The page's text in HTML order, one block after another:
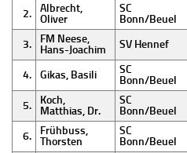
2.
Albrecht,
Oliver
SC
Bonn/Beuel
3.
FM Neese,
Hans-Joachim
SV Hennef
4. Gikas, Basili
SC
Bonn/Beuel
5.
Koch,
Matthias, Dr.
SC
Bonn/Beuel
6.
Frühbuss,
Thorsten
SC
Bonn/Beuel